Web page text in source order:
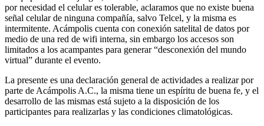
por necesidad el celular es tolerable, aclaramos que no existe buena
señal celular de ninguna compañía, salvo Telcel, y la misma es
intermitente. Acámpolis cuenta con conexión satelital de datos por
medio de una red de wifi interna, sin embargo los accesos son
limitados a los acampantes para generar “desconexión del mundo
virtual” durante el evento.
La presente es una declaración general de actividades a realizar por
parte de Acámpolis A.C., la misma tiene un espíritu de buena fe, y el
desarrollo de las mismas está sujeto a la disposición de los
participantes para realizarlas y las condiciones climatológicas.